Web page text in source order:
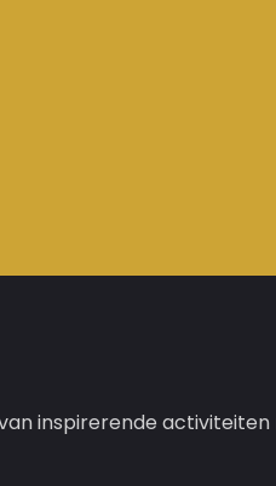
inspirerende activiteiten